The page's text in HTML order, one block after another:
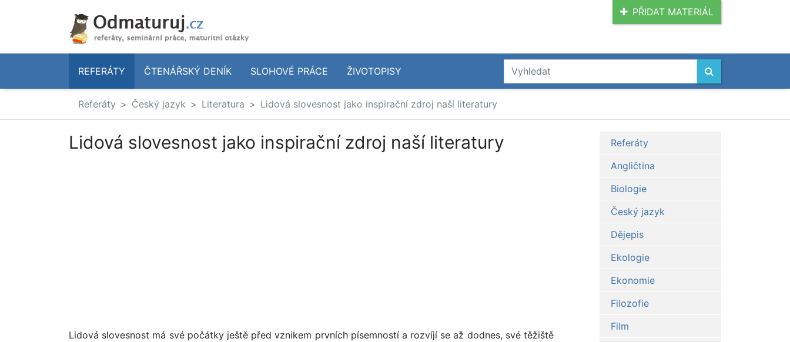
PŘIDAT MATERIÁL
REFERÁTY ČTENÁŘSKÝ DENÍK SLOHOVÉ PRÁCE ŽIVOTOPISY
Referáty Český jazyk Literatura Lidová slovesnost jako inspirační zdroj naší literatury
Lidová slovesnost jako inspirační zdroj naší literatury
Lidová slovesnost má své počátky ještě před vznikem prvních písemností a rozvíjí se až dodnes, své těžiště
Referáty
Angličtina
Biologie
Český jazyk
Dějepis
Ekologie
Ekonomie
Filozofie
Film